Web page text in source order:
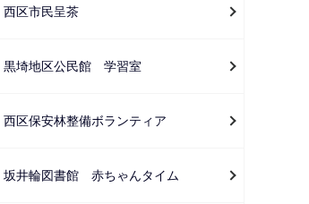
ビ
ー
ョ
こ
西区市民呈茶
黒埼地区公民館 学習室
西区保安林整備ボランティア
坂井輪図書館 赤ちゃんタイム